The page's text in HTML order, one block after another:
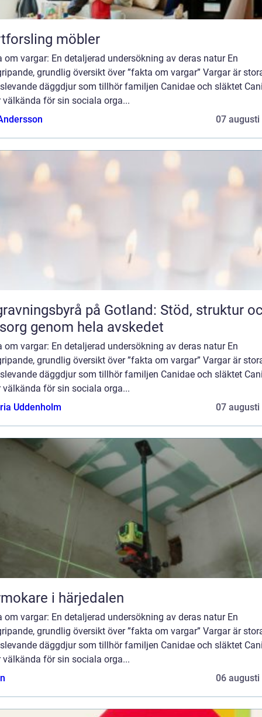
möbler
om vargar: En detaljerad undersökning av deras natur En
grundlig översikt över ”fakta om vargar” Vargar är
däggdjur som tillhör familjen Canidae och släktet
välkända för sin sociala orga...
07 augusti
på Gotland: Stöd, struktur
genom hela avskedet
om vargar: En detaljerad undersökning av deras natur En
grundlig översikt över ”fakta om vargar” Vargar är
däggdjur som tillhör familjen Canidae och släktet
välkända för sin sociala orga...
Uddenholm
07 augusti
i härjedalen
om vargar: En detaljerad undersökning av deras natur En
grundlig översikt över ”fakta om vargar” Vargar är
däggdjur som tillhör familjen Canidae och släktet
välkända för sin sociala orga...
06 augusti